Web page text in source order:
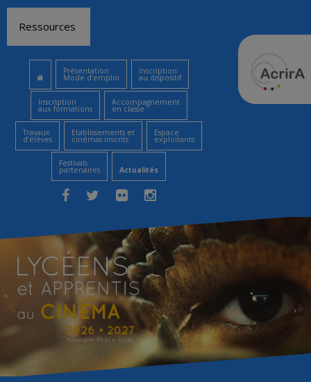
contenu
Ressources
Présentation
Mode d’emploi
Inscription
au dispositif
Inscription
aux formations
Accompagnement
en classe
Travaux
d’élèves
Etablissements et
cinémas inscrits
Espace
exploitants
Festivals
partenaires Actualités